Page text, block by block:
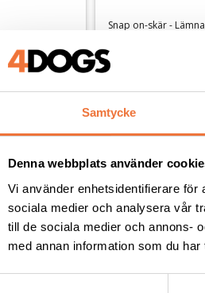
Samtycke
Denna webbplats använder
Vi använder enhetsidentifierare för
sociala medier och analysera vår
till de sociala medier och annons-
med annan information som du
Snap on-skär -
339